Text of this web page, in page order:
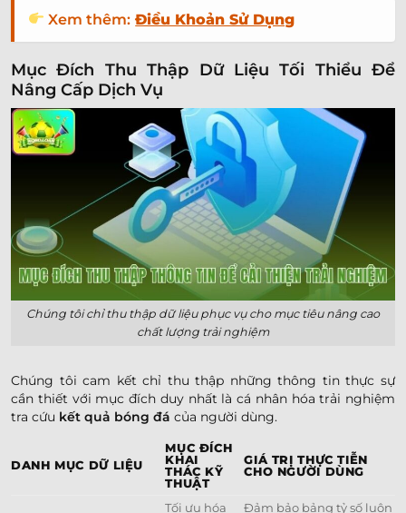
Xem thêm: Điều Khoản Sử Dụng
Mục Đích Thu Thập Dữ Liệu Tối Thiểu Để
Nâng Cấp Dịch Vụ
Chúng tôi chỉ thu thập dữ liệu phục vụ cho mục tiêu nâng cao
chất lượng trải nghiệm
Chúng tôi cam kết chỉ thu thập những thông tin thực sự
cần thiết với mục đích duy nhất là cá nhân hóa trải nghiệm
tra cứu kết quả bóng đá của người dùng.
DANH MỤC DỮ LIỆU
MỤC ĐÍCH
KHAI
THÁC KỸ
THUẬT
GIÁ TRỊ THỰC TIỄN
CHO NGƯỜI DÙNG
Tối ưu hóa Đảm bảo bảng tỷ số luôn